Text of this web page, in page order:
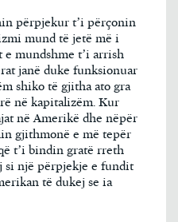
përpjekur t’i përçonin
mund të jetë më i
e mundshme t’i arrish
janë duke funksionuar
shiko të gjitha ato gra
në kapitalizëm. Kur
në Amerikë dhe nëpër
gjithmonë e më tepër
t’i bindin gratë rreth
një përpjekje e fundit
të dukej se ia